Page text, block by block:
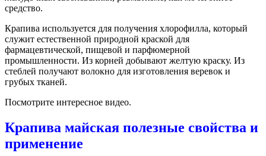
средство.
Крапива используется для получения хлорофилла, который
служит естественной природной краской для
фармацевтической, пищевой и парфюмерной
промышленности. Из корней добывают желтую краску. Из
стеблей получают волокно для изготовления веревок и
грубых тканей.
Посмотрите интересное видео.
Крапива майская полезные свойства и
применение